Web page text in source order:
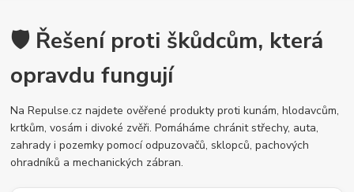
🛡️ Řešení proti škůdcům, která
opravdu fungují
Na Repulse.cz najdete ověřené produkty proti kunám, hlodavcům,
krtkům, vosám i divoké zvěři. Pomáháme chránit střechy, auta,
zahrady i pozemky pomocí odpuzovačů, sklopců, pachových
ohradníků a mechanických zábran.